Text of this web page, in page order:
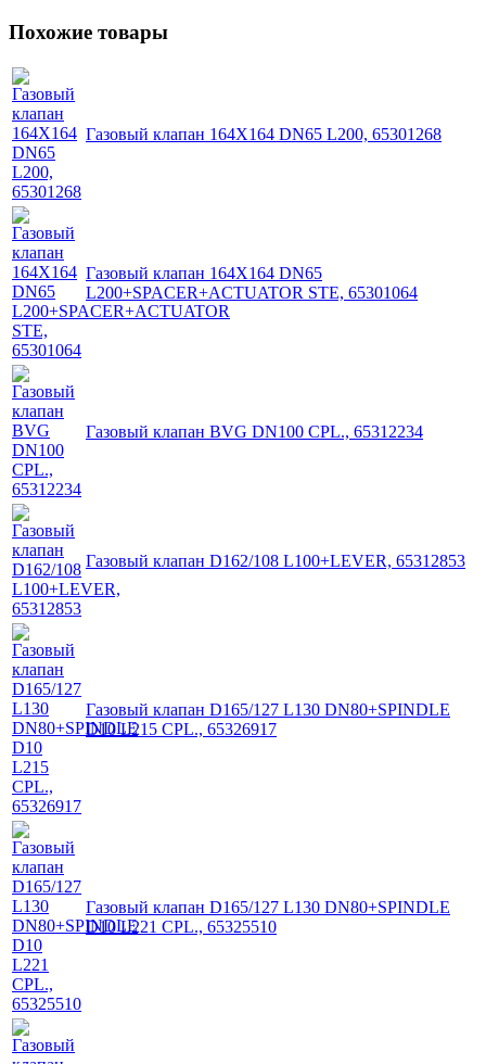
Похожие товары
Газовый клапан 164X164 DN65 L200, 65301268
Газовый клапан 164X164 DN65
L200+SPACER+ACTUATOR STE, 65301064
Газовый клапан BVG DN100 CPL., 65312234
Газовый клапан D162/108 L100+LEVER, 65312853
Газовый клапан D165/127 L130 DN80+SPINDLE
D10 L215 CPL., 65326917
Газовый клапан D165/127 L130 DN80+SPINDLE
D10 L221 CPL., 65325510